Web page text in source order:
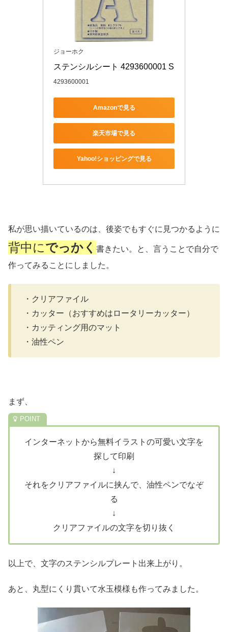
ジョーホク
ステンシルシート 4293600001 S
4293600001
Amazonで見る
楽天市場で見る
Yahoo!ショッピングで見る
私が思い描いているのは、後姿でもすぐに見つかるように
背中にでっかく 書きたい。と、言うことで自分で
作ってみることにしました。
・クリアファイル
・カッター（おすすめはロータリーカッター）
・カッティング用のマット
・油性ペン
まず、
インターネットから無料イラストの可愛い文字を
探して印刷
↓
それをクリアファイルに挟んで、油性ペンでなぞ
る
↓
クリアファイルの文字を切り抜く
以上で、文字のステンシルプレート出来上がり。
あと、丸型にくり貫いて水玉模様も作ってみました。